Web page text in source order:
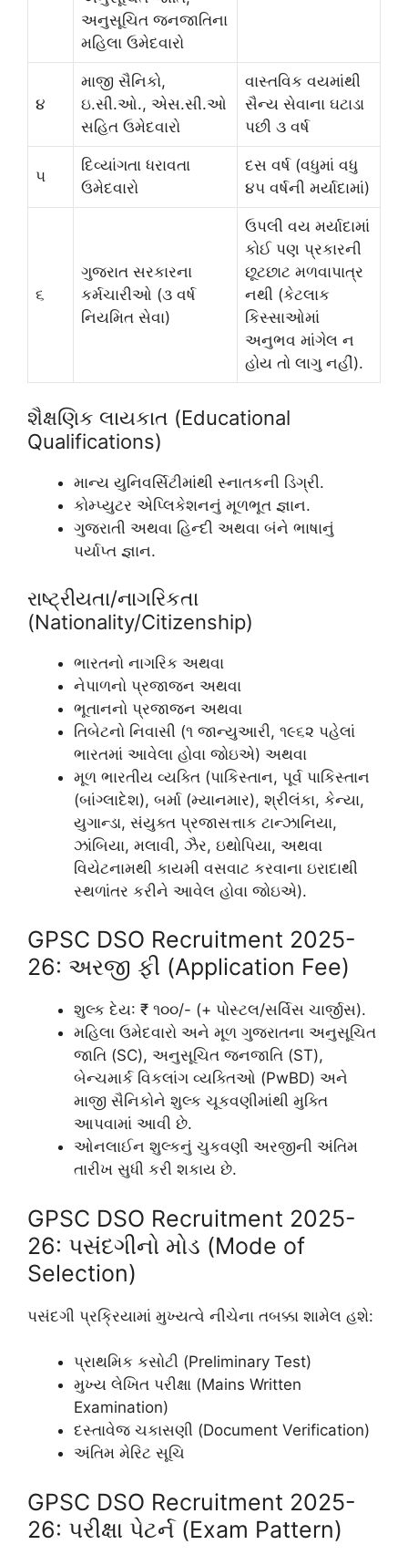
અનુસૂચિત જનજાતિના
મહિલા ઉમેદવારો
૪
માજી સૈનિકો,
ઇ.સી.ઓ., એસ.સી.ઓ
સહિત ઉમેદવારો
વાસ્તવિક વયમાંથી
સૈન્ય સેવાના ઘટાડા
પછી ૩ વર્ષ
૫
દિવ્યાંગતા ધરાવતા
ઉમેદવારો
દસ વર્ષ (વધુમાં વધુ
૪૫ વર્ષની મર્યાદામાં)
૬
ગુજરાત સરકારના
કર્મચારીઓ (૩ વર્ષ
નિયમિત સેવા)
ઉપલી વય મર્યાદામાં
કોઈ પણ પ્રકારની
છૂટછાટ મળવાપાત્ર
નથી (કેટલાક
કિસ્સાઓમાં
અનુભવ માંગેલ ન
હોય તો લાગુ નહીં).
શૈક્ષણિક લાયકાત (Educational
Qualifications)
માન્ય યુનિવર્સિટીમાંથી સ્નાતકની ડિગ્રી.
કોમ્પ્યુટર એપ્લિકેશનનું મૂળભૂત જ્ઞાન.
ગુજરાતી અથવા હિન્દી અથવા બંને ભાષાનું
પર્યાપ્ત જ્ઞાન.
રાષ્ટ્રીયતા/નાગરિકતા
(Nationality/Citizenship)
ભારતનો નાગરિક અથવા
નેપાળનો પ્રજાજન અથવા
ભૂતાનનો પ્રજાજન અથવા
તિબેટનો નિવાસી (૧ જાન્યુઆરી, ૧૯૬૨ પહેલાં
ભારતમાં આવેલા હોવા જોઇએ) અથવા
મૂળ ભારતીય વ્યક્તિ (પાકિસ્તાન, પૂર્વ પાકિસ્તાન
(બાંગ્લાદેશ), બર્મા (મ્યાનમાર), શ્રીલંકા, કેન્યા,
યુગાન્ડા, સંયુક્ત પ્રજાસત્તાક ટાન્ઝાનિયા,
ઝાંબિયા, મલાવી, ઝૈર, ઇથોપિયા, અથવા
વિયેટનામથી કાયમી વસવાટ કરવાના ઇરાદાથી
સ્થળાંતર કરીને આવેલ હોવા જોઇએ).
GPSC DSO Recruitment 2025-
26: અરજી ફી (Application Fee)
શુલ્ક દેય: ₹ ૧૦૦/- (+ પોસ્ટલ/સર્વિસ ચાર્જીસ).
મહિલા ઉમેદવારો અને મૂળ ગુજરાતના અનુસૂચિત
જાતિ (SC), અનુસૂચિત જનજાતિ (ST),
બેન્ચમાર્ક વિકલાંગ વ્યક્તિઓ (PwBD) અને
માજી સૈનિકોને શુલ્ક ચૂકવણીમાંથી મુક્તિ
આપવામાં આવી છે.
ઓનલાઈન શુલ્કનું ચુકવણી અરજીની અંતિમ
તારીખ સુધી કરી શકાય છે.
GPSC DSO Recruitment 2025-
26: પસંદગીનો મોડ (Mode of
Selection)
પસંદગી પ્રક્રિયામાં મુખ્યત્વે નીચેના તબક્કા શામેલ હશે:
પ્રાથમિક કસોટી (Preliminary Test)
મુખ્ય લેખિત પરીક્ષા (Mains Written
Examination)
દસ્તાવેજ ચકાસણી (Document Verification)
અંતિમ મેરિટ સૂચિ
GPSC DSO Recruitment 2025-
26: પરીક્ષા પેટર્ન (Exam Pattern)